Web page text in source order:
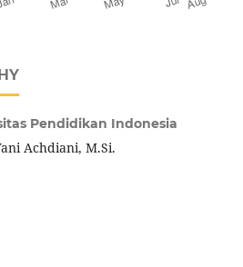
Pendidikan Indonesia
Achdiani, M.Si.